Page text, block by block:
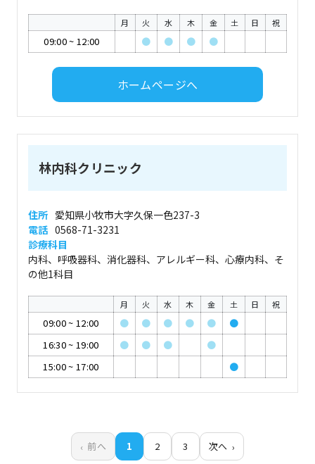
月 火 水 木 金 土 日 祝
09:00~ 12:00 ● ● ● ●
ホームページへ
林内科クリニック
住所 愛知県小牧市大字久保一色237-3
電話 0568-71-3231
診療科目
内科、呼吸器科、消化器科、アレルギー科、心療内科、そ
の他1科目
月 火 水 木 金 土 日 祝
09:00~ 12:00 ● ● ● ● ●
●
16:30~ 19:00 ● ● ●
●
15:00~ 17:00 ●
前へ 1 2 3 次へ